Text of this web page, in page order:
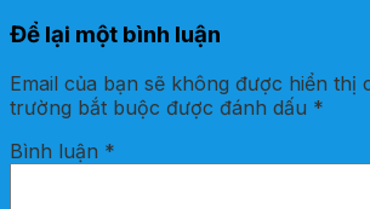
Để lại một bình luận
Email của bạn sẽ không được hiển thị
trường bắt buộc được đánh dấu *
Bình luận *